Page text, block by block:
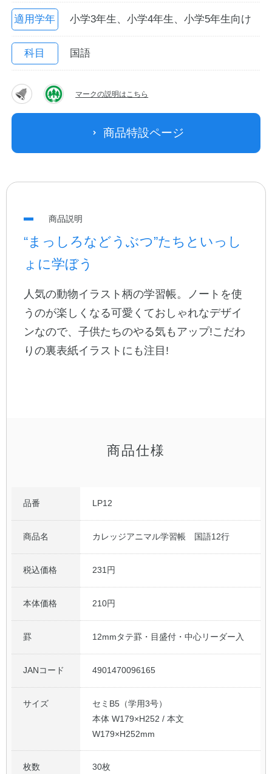
教職員の皆さまへ
法人のお客様へ
OEMご希望の方へ
公式アカウント
適用学年 小学3年生、小学4年生、小学5年生向け
科目 国語
マークの説明はこちら
商品特設ページ
商品説明
“まっしろなどうぶつ”たちといっし
ょに学ぼう
人気の動物イラスト柄の学習帳。ノートを使
うのが楽しくなる可愛くておしゃれなデザイ
ンなので、子供たちのやる気もアップ!こだわ
りの裏表紙イラストにも注目!
商品仕様
品番 LP12
商品名 カレッジアニマル学習帳 国語12行
税込価格 231円
本体価格 210円
罫 12mmタテ罫・目盛付・中心リーダー入
JANコード 4901470096165
サイズ
セミB5（学用3号）
本体 W179×H252 / 本文
W179×H252mm
枚数 30枚